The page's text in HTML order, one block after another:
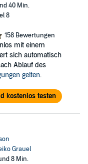
40 Min.
8
158 Bewertungen
mit einem
sich automatisch
Ablauf des
gelten.
kostenlos testen
Grauel
8 Min.